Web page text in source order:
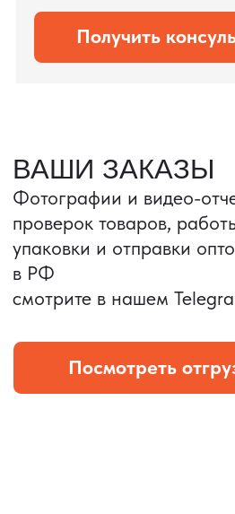
Портативные колонки
Колонка с шнуром
зарядным, без коробки
и ложемента (эвы).
КОНТРОЛЬ КАЧЕСТВА
Проверка по ТЗ включает: